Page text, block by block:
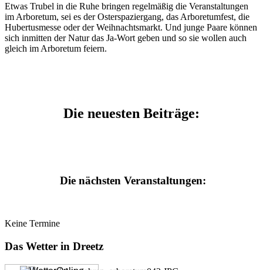
Etwas Trubel in die Ruhe bringen regelmäßig die Veranstaltungen
im Arboretum, sei es der Osterspaziergang, das Arboretumfest, die
Hubertusmesse oder der Weihnachtsmarkt. Und junge Paare können
sich inmitten der Natur das Ja-Wort geben und so sie wollen auch
gleich im Arboretum feiern.
Die neuesten Beiträge:
Die nächsten Veranstaltungen:
Keine Termine
Das Wetter in Dreetz